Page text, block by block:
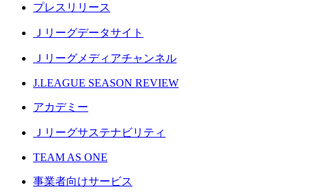
プレスリリース
Ｊリーグデータサイト
Ｊリーグメディアチャンネル
J.LEAGUE SEASON REVIEW
アカデミー
Ｊリーグサステナビリティ
TEAM AS ONE
事業者向けサービス